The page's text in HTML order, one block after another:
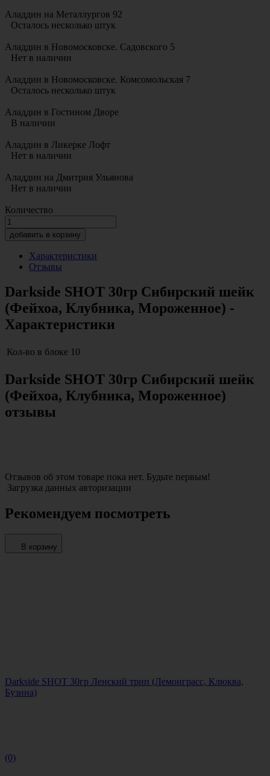
Аладдин на Металлургов 92
Осталось несколько штук
Аладдин в Новомосковске. Садовского 5
Нет в наличии
Аладдин в Новомосковске. Комсомольская 7
Осталось несколько штук
Аладдин в Гостином Дворе
В наличии
Аладдин в Ликерке Лофт
Нет в наличии
Аладдин на Дмитрия Ульянова
Нет в наличии
Количество
добавить в корзину
Характеристики
Отзывы
Darkside SHOT 30гр Сибирский шейк
(Фейхоа, Клубника, Мороженное) -
Характеристики
Кол-во в блоке 10
Darkside SHOT 30гр Сибирский шейк
(Фейхоа, Клубника, Мороженное)
отзывы
Отзывов об этом товаре пока нет. Будьте первым!
Загрузка данных авторизации
Рекомендуем посмотреть
В корзину
Darkside SHOT 30гр Ленский трип (Лемонграсс, Клюква,
Бузина)
(0)